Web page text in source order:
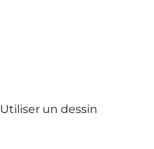
Utiliser un dessin